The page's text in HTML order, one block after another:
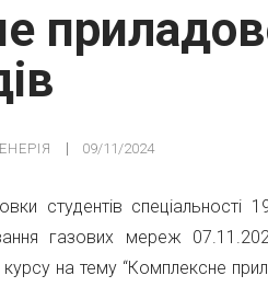
09/11/2024
студентів спеціальності
газових мереж
курсу на тему “Комплексне